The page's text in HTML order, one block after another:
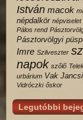
István macok
népdalkör népviselet
Pálos rend
Pásztorvölgyi
Imre Szilveszter
napok szőlő
urbárium Vak Jancsi
Vidróczki őskor
Legutóbbi